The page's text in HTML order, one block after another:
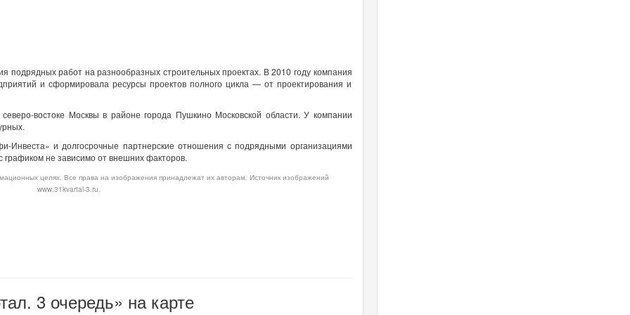
подрядных работ на разнообразных строительных проектах. В 2010 году компания
и сформировала ресурсы проектов полного цикла — от проектирования и
востоке Москвы в районе города Пушкино Московской области. У компании
Инвеста» и долгосрочные партнерские отношения с подрядными организациями
графиком не зависимо от внешних факторов.
целях. Все права на изображения принадлежат их авторам. Источник изображений
www.31kvartal-3.ru.
3 очередь» на карте